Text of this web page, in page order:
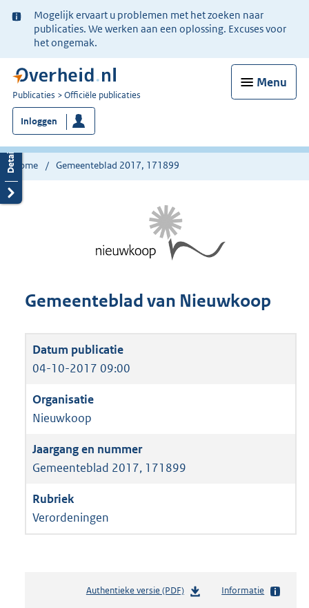
Ter
informatie:
Mogelijk ervaart u problemen met het zoeken naar
publicaties. We werken aan een oplossing. Excuses voor
het ongemak.
Menu
U
bent
nu
hier:
Publicaties Officiële publicaties
Inloggen
Home Gemeenteblad 2017, 171899
Gemeenteblad van Nieuwkoop
04-10-2017 09:00
Nieuwkoop
Gemeenteblad 2017, 171899
Verordeningen
Authentieke versie (PDF)b
Informatie